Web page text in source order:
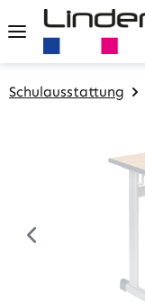
Zum Hauptinhalt
Schulausstattung
Bildergalerie